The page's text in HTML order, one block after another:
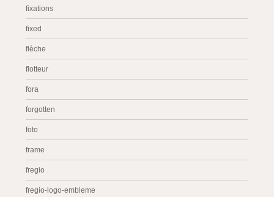
fixations
fixed
flèche
flotteur
fora
forgotten
foto
frame
fregio
fregio-logo-embleme